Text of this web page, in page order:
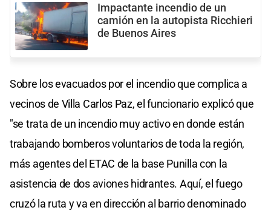
Impactante incendio de un
camión en la autopista Ricchieri
de Buenos Aires
Sobre los evacuados por el incendio que complica a
vecinos de Villa Carlos Paz, el funcionario explicó que
"se trata de un incendio muy activo en donde están
trabajando bomberos voluntarios de toda la región,
más agentes del ETAC de la base Punilla con la
asistencia de dos aviones hidrantes. Aquí, el fuego
cruzó la ruta y va en dirección al barrio denominado